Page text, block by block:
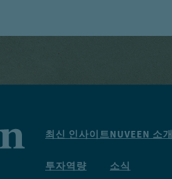
최신 인사이트
투자역량
NUVEEN 소개
소식